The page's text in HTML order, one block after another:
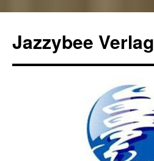
Jazzybee Verlag